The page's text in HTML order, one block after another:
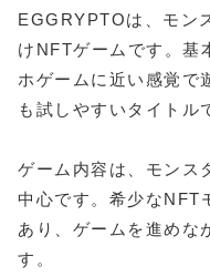
EGGRYPTOは、モン
けNFTゲームです。基
ホゲームに近い感覚で
も試しやすいタイトル
ゲーム内容は、モンス
中心です。希少なNFT
あり、ゲームを進めな
す。